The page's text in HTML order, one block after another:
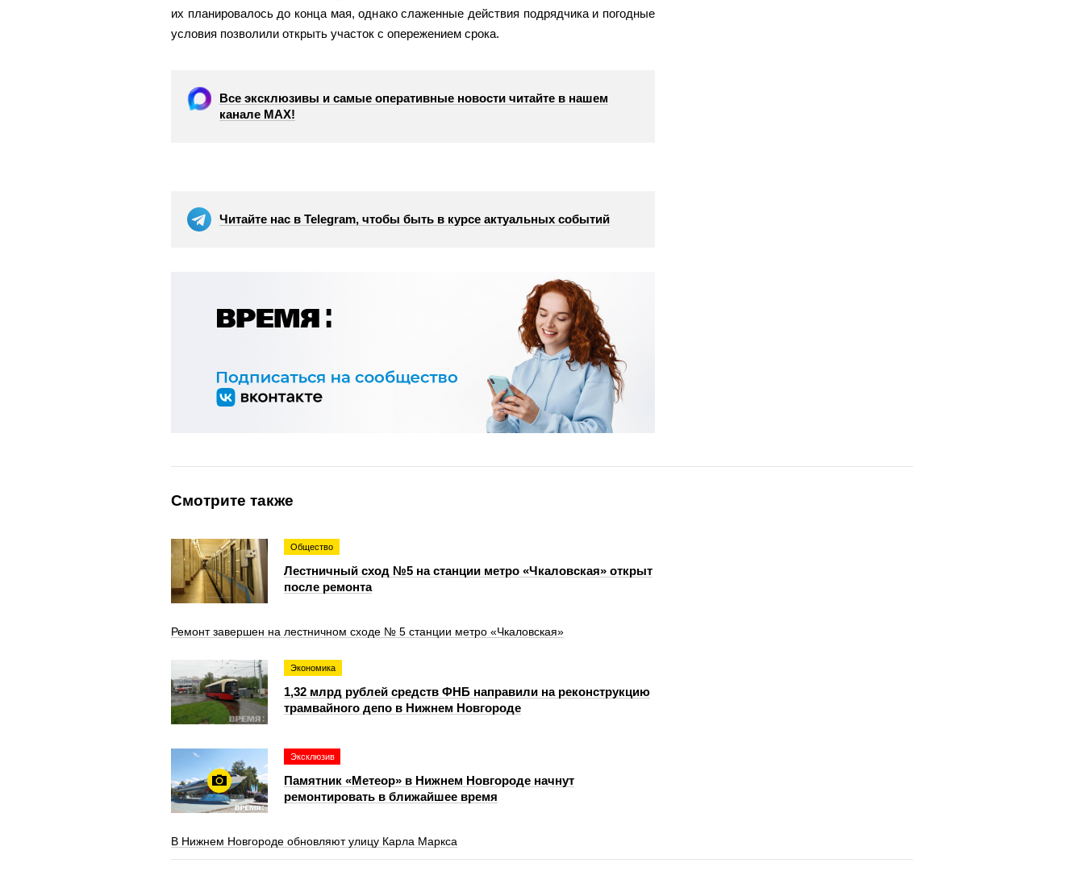
их планировалось до конца мая, однако слаженные действия подрядчика и погодные
условия позволили открыть участок с опережением срока.
Все эксклюзивы и самые оперативные новости читайте в нашем
канале МАХ!
Читайте нас в Telegram, чтобы быть в курсе актуальных событий
Смотрите также
Общество
Лестничный сход №5 на станции метро «Чкаловская» открыт
после ремонта
Ремонт завершен на лестничном сходе № 5 станции метро «Чкаловская»
Экономика
1,32 млрд рублей средств ФНБ направили на реконструкцию
трамвайного депо в Нижнем Новгороде
Эксклюзив
Памятник «Метеор» в Нижнем Новгороде начнут
ремонтировать в ближайшее время
В Нижнем Новгороде обновляют улицу Карла Маркса